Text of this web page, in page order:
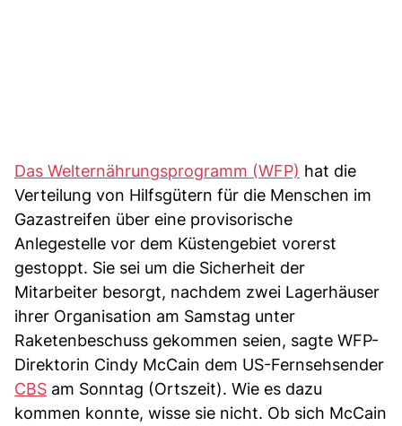
Das Welternährungsprogramm (WFP) hat die
Verteilung von Hilfsgütern für die Menschen im
Gazastreifen über eine provisorische
Anlegestelle vor dem Küstengebiet vorerst
gestoppt. Sie sei um die Sicherheit der
Mitarbeiter besorgt, nachdem zwei Lagerhäuser
ihrer Organisation am Samstag unter
Raketenbeschuss gekommen seien, sagte WFP-
Direktorin Cindy McCain dem US-Fernsehsender
CBS am Sonntag (Ortszeit). Wie es dazu
kommen konnte, wisse sie nicht. Ob sich McCain